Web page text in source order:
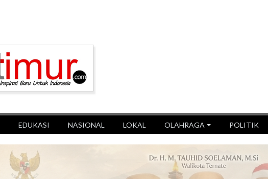
EDUKASI NASIONAL LOKAL OLAHRAGA POLITIK